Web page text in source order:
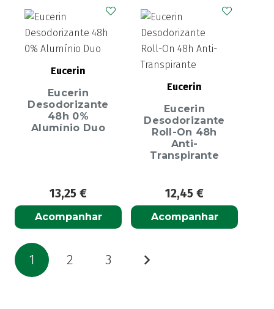
Eucerin
Eucerin
Desodorizante
48h 0%
Alumínio Duo
13,25 €
Acompanhar
Eucerin
Eucerin
Desodorizante
Roll-On 48h
Anti-
Transpirante
12,45 €
Acompanhar
Paginação
dos
1 2 3